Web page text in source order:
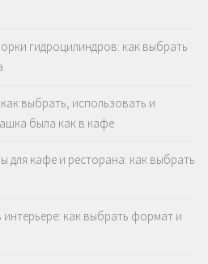
гидроцилиндров: как выбрать
выбрать, использовать и
была как в кафе
для кафе и ресторана: как выбрать
как выбрать формат и